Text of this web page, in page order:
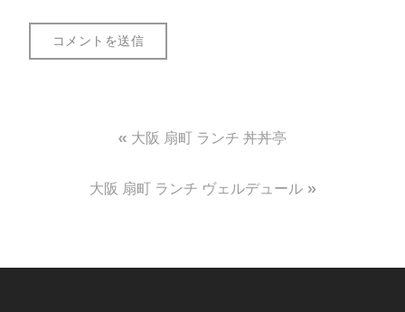
ゲ
大阪 扇町 ランチ 丼丼亭
大阪 扇町 ランチ ヴェルデュール